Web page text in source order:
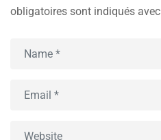
obligatoires sont indiqués avec